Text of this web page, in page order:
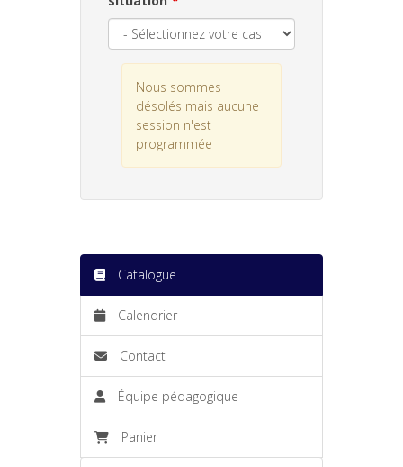
Nous sommes
désolés mais aucune
session n'est
programmée
Catalogue
Calendrier
Contact
Équipe pédagogique
Panier